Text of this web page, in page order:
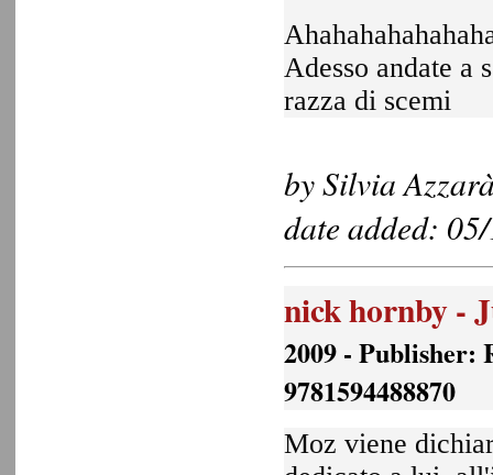
Adesso andate a
razza di scemi
by Silvia
date added:
nick hornby -
2009 - Publisher:
9781594488870
Moz viene